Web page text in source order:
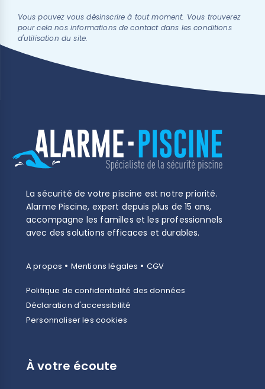
(2 avis)
Vous pouvez vous désinscrire à tout moment. Vous trouverez
pour cela nos informations de contact dans les conditions
d'utilisation du site.
La sécurité de votre piscine est notre priorité.
Alarme Piscine, expert depuis plus de 15 ans,
accompagne les familles et les professionnels
avec des solutions efficaces et durables.
A propos • Mentions légales • CGV
Politique de confidentialité des données
Déclaration d'accessibilité
Personnaliser les cookies
À votre écoute